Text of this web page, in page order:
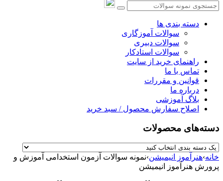
دسته بندی ها
سوالات آموزگاری
سوالات دبیری
سوالات استادکار
راهنمای خرید از سایت
تماس با ما
قوانین و مقررات
درباره ما
بلاگ آموزشی
اصلاح سفارش محصول / سبد خرید
دسته‌های محصولات
خانه›هنرآموز انیمیشن›نمونه سوالات آزمون استخدامی آموزش و
پرورش هنرآموز انیمیشن